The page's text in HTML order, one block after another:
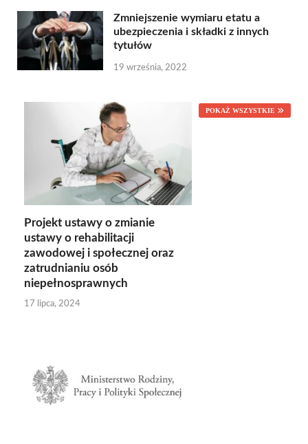
Zmniejszenie wymiaru etatu a
ubezpieczenia i składki z innych
tytułów
19 września, 2022
POKAŻ WSZYSTKIE
Projekt ustawy o zmianie
ustawy o rehabilitacji
zawodowej i społecznej oraz
zatrudnianiu osób
niepełnosprawnych
17 lipca, 2024